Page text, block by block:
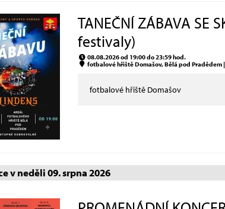
TANEČNÍ ZÁBAVA SE
festivaly)
08.08.2026 od 19:00 do 23:59 hod.
fotbalové hřiště Domašov, Bělá pod Pradědem
fotbalové hřiště Domašov
v neděli 09. srpna 2026